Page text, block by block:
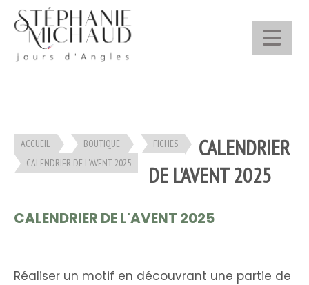
ACCUEIL BOUTIQUE
FICHES
CALENDRIER DE L'AVENT 2025
CALENDRIER
DE L'AVENT 2025
CALENDRIER DE L'AVENT 2025
Réaliser un motif en découvrant une partie de
Panneau de gestion des cookies